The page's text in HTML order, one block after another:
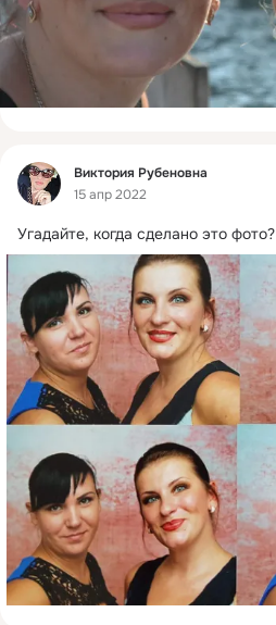
Фид
Виктория Рубеновна
15 апр 2022
Угадайте, когда сделано это фото?